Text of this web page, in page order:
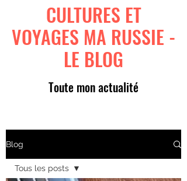
CULTURES ET
VOYAGES MA RUSSIE -
LE BLOG
Toute mon actualité
Blog
Tous les posts